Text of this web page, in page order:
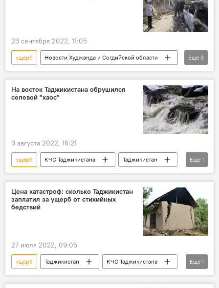
23 сентября 2022, 11:05
ущерб
Новости Худжанда и Согдийской области
конфликт
Кыргызстан граница
Еще 3
На восток Таджикистана обрушился
селевой "хаос"
3 августа 2022, 16:21
ущерб КЧС Таджикистана
Таджикистан
Происшествия, ЧП, криминал
Еще 1
Цена катастроф: сколько Таджикистан
заплатил за ущерб от стихийных
бедствий
27 июля 2022, 09:05
ущерб Таджикистан
КЧС Таджикистана
стихийные бедствия
Еще 1